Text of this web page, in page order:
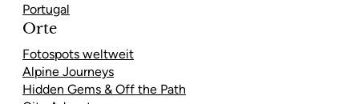
Portugal
Orte
Fotospots weltweit
Alpine Journeys
Hidden Gems & Off the Path